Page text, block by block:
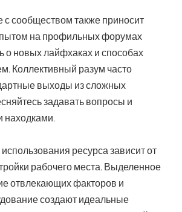
с сообществом также приносит
на профильных форумах
о новых лайфхаках и способах
Коллективный разум часто
выходы из сложных
задавать вопросы и
находками.
ресурса зависит от
рабочего места. Выделенное
отвлекающих факторов и
создают идеальные